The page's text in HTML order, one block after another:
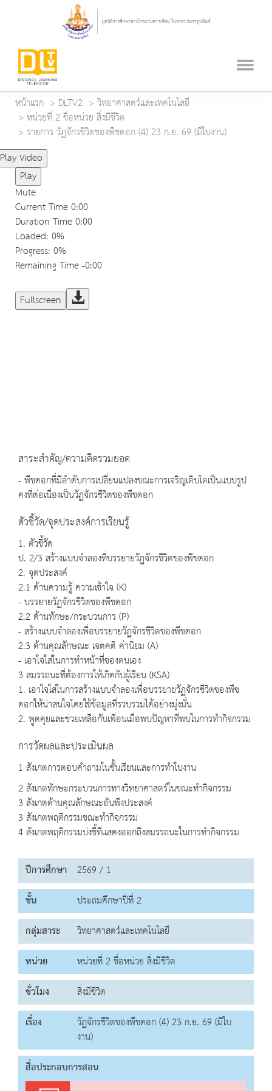
หน้าแรก DLTV2
วิทยาศาสตร์และเทคโนโลยี
หน่วยที่ 2 ชื่อหน่วย สิ่งมีชีวิต
รายการ วัฏจักรชีวิตของพืชดอก (4) 23 ก.ย. 69 (มีใบงาน)
Play Video
Play
Mute
Current Time0:00
Duration Time0:00
Loaded: 0%
Progress: 0%
Remaining Time-0:00
Fullscreen
สาระสำคัญ/ความคิดรวมยอด
- พืชดอกที่มีลำดับการเปลี่ยนแปลงขณะการเจริญเติบโตเป็นแบบรูป
คงที่ต่อเนื่องเป็นวัฏจักรชีวิตของพืชดอก
ตัวชี้วัด/จุดประสงค์การเรียนรู้
1. ตัวชี้วัด
ป. 2/3 สร้างแบบจำลองที่บรรยายวัฏจักรชีวิตของพืชดอก
2. จุดประสงค์
2.1 ด้านความรู้ ความเข้าใจ (K)
- บรรยายวัฏจักรชีวิตของพืชดอก
2.2 ด้านทักษะ/กระบวนการ (P)
- สร้างแบบจำลองเพื่อบรรยายวัฏจักรชีวิตของพืชดอก
2.3 ด้านคุณลักษณะ เจตคติ ค่านิยม (A)
- เอาใจใส่ในการทำหน้าที่ของตนเอง
3 สมรรถนะที่ต้องการให้เกิดกับผู้เรียน (KSA)
1. เอาใจใส่ในการสร้างแบบจำลองเพื่อบรรยายวัฏจักรชีวิตของพืช
ดอกให้น่าสนใจโดยใช้ข้อมูลที่รวบรวมได้อย่างมุ่งมั่น
2. พูดคุยและช่วยเหลือกับเพื่อนเมื่อพบปัญหาที่พบในการทำกิจกรรม
การวัดผลและประเมินผล
1 สังเกตการตอบคำถามในชั้นเรียนและการทำใบงาน
2 สังเกตทักษะกระบวนการทางวิทยาศาสตร์ในขณะทำกิจกรรม
3 สังเกตด้านคุณลักษณะอันพึงประสงค์
3 สังเกตพฤติกรรมขณะทำกิจกรรม
4 สังเกตพฤติกรรมบ่งชี้ที่แสดงออกถึงสมรรถนะในการทำกิจกรรม
ปีการศึกษา 2569 / 1
ชั้น
ประถมศึกษาปีที่ 2
กลุ่มสาระ
วิทยาศาสตร์และเทคโนโลยี
หน่วย
หน่วยที่ 2 ชื่อหน่วย สิ่งมีชีวิต
ชั่วโมง
สิ่งมีชีวิต
เรื่อง
วัฏจักรชีวิตของพืชดอก (4) 23 ก.ย. 69 (มีใบ
งาน)
สื่อประกอบการสอน